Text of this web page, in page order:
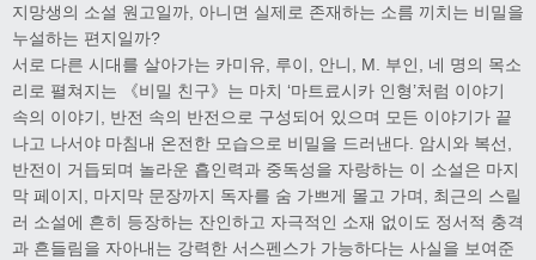
지망생의 소설 원고일까, 아니면 실제로 존재하는 소름 끼치는 비밀을
누설하는 편지일까?
서로 다른 시대를 살아가는 카미유, 루이, 안니, M. 부인, 네 명의 목소
리로 펼쳐지는 《비밀 친구》는 마치 ‘마트료시카 인형’처럼 이야기
속의 이야기, 반전 속의 반전으로 구성되어 있으며 모든 이야기가 끝
나고 나서야 마침내 온전한 모습으로 비밀을 드러낸다. 암시와 복선,
반전이 거듭되며 놀라운 흡인력과 중독성을 자랑하는 이 소설은 마지
막 페이지, 마지막 문장까지 독자를 숨 가쁘게 몰고 가며, 최근의 스릴
러 소설에 흔히 등장하는 잔인하고 자극적인 소재 없이도 정서적 충격
과 흔들림을 자아내는 강력한 서스펜스가 가능하다는 사실을 보여준